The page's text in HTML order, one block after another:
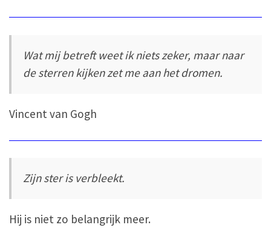
Wat mij betreft weet ik niets zeker, maar naar
de sterren kijken zet me aan het dromen.
Vincent van Gogh
Zijn ster is verbleekt.
Hij is niet zo belangrijk meer.